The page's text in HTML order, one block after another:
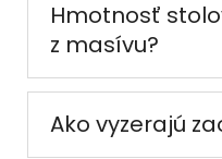
Hmotnosť
z masívu?
Ako vyzerajú